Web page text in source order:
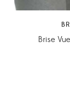
Brise